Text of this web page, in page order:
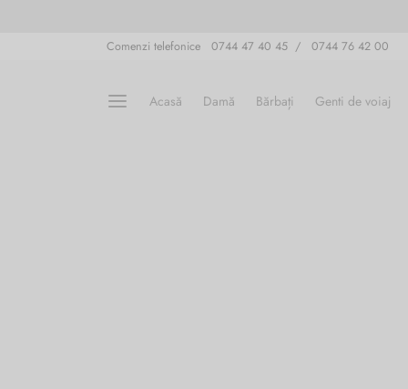
Comenzi telefonice 0744 47 40 45 / 0744 76 42 00
Acasă Damă Bărbați Genti de voiaj